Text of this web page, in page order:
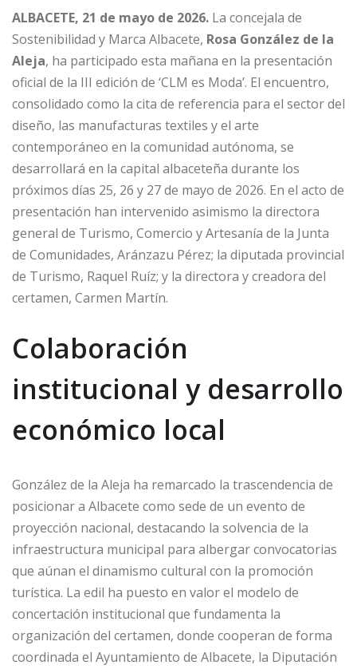
ALBACETE, 21 de mayo de 2026. La concejala de
Sostenibilidad y Marca Albacete, Rosa González de la
Aleja, ha participado esta mañana en la presentación
oficial de la III edición de ‘CLM es Moda’. El encuentro,
consolidado como la cita de referencia para el sector del
diseño, las manufacturas textiles y el arte
contemporáneo en la comunidad autónoma, se
desarrollará en la capital albaceteña durante los
próximos días 25, 26 y 27 de mayo de 2026. En el acto de
presentación han intervenido asimismo la directora
general de Turismo, Comercio y Artesanía de la Junta
de Comunidades, Aránzazu Pérez; la diputada provincial
de Turismo, Raquel Ruíz; y la directora y creadora del
certamen, Carmen Martín.
Colaboración
institucional y desarrollo
económico local
González de la Aleja ha remarcado la trascendencia de
posicionar a Albacete como sede de un evento de
proyección nacional, destacando la solvencia de la
infraestructura municipal para albergar convocatorias
que aúnan el dinamismo cultural con la promoción
turística. La edil ha puesto en valor el modelo de
concertación institucional que fundamenta la
organización del certamen, donde cooperan de forma
coordinada el Ayuntamiento de Albacete, la Diputación